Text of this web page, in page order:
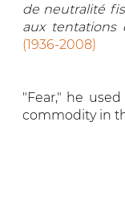
de neutralité
aux tentations
(1936-2008)
"Fear," he
commodity in